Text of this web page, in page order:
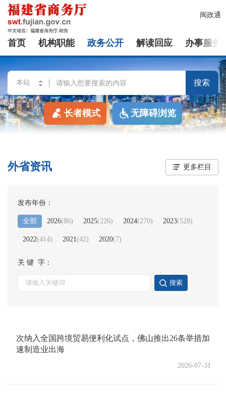
闽政通
首页 机构职能 政务公开 解读回应 办事服务
搜索
长者模式 无障碍浏览
外省资讯 更多栏目
发布年份：
全部 2026(86) 2025(226) 2024(270) 2023(528)
2022(414) 2021(42) 2020(7)
关 键 字：
搜索
次纳入全国跨境贸易便利化试点，佛山推出26条举措加
速制造业出海
2026-07-31